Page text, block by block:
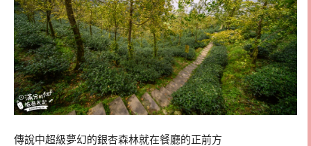
傳說中超級夢幻的銀杏森林就在餐廳的正前方